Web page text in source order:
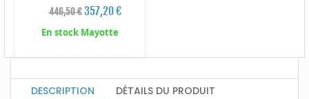
446,50 € 357,20 €
En stock Mayotte
DESCRIPTION
DÉTAILS DU PRODUIT